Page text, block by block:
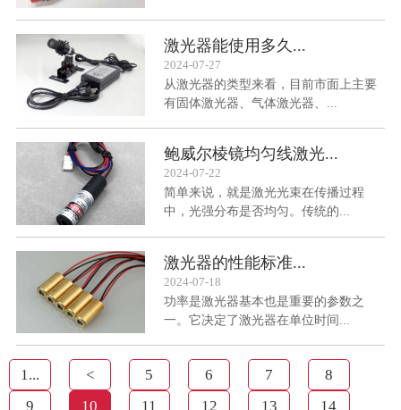
激光器能使用多久...
2024-07-27
从激光器的类型来看，目前市面上主要
有固体激光器、气体激光器、...
鲍威尔棱镜均匀线激光...
2024-07-22
简单来说，就是激光光束在传播过程
中，光强分布是否均匀。传统的...
激光器的性能标准...
2024-07-18
功率是激光器基本也是重要的参数之
一。它决定了激光器在单位时间...
1... < 5 6 7
8
9
10 11 12 13 14